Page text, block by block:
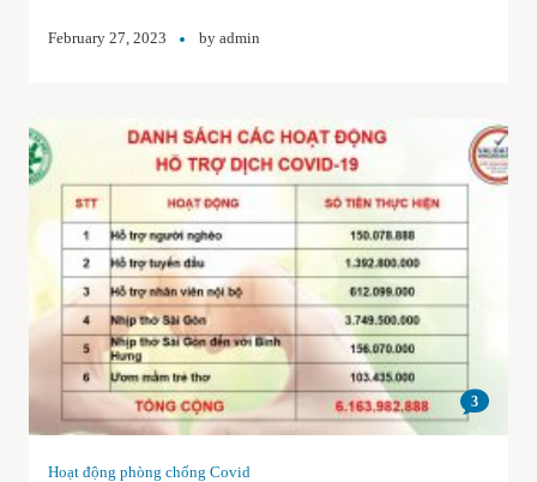
February 27, 2023 by admin
3
Hoạt động phòng chống Covid